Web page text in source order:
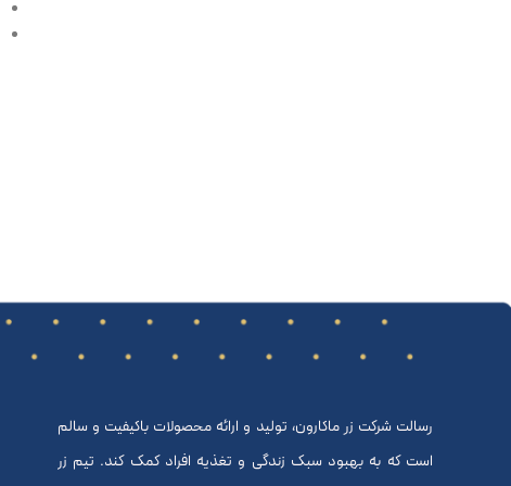
رسالت شرکت زر ماکارون، تولید و ارائه محصولات باکیفیت و سالم
است که به بهبود سبک زندگی و تغذیه افراد کمک کند. تیم زر